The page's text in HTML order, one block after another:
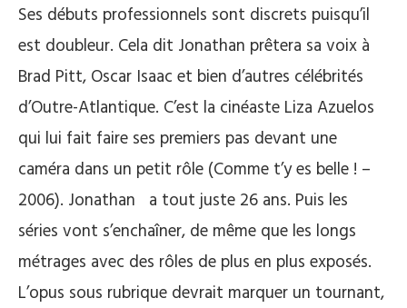
Ses débuts professionnels sont discrets puisqu’il
est doubleur. Cela dit Jonathan prêtera sa voix à
Brad Pitt, Oscar Isaac et bien d’autres célébrités
d’Outre-Atlantique. C’est la cinéaste Liza Azuelos
qui lui fait faire ses premiers pas devant une
caméra dans un petit rôle (Comme t’y es belle ! –
2006). Jonathan a tout juste 26 ans. Puis les
séries vont s’enchaîner, de même que les longs
métrages avec des rôles de plus en plus exposés.
L’opus sous rubrique devrait marquer un tournant,